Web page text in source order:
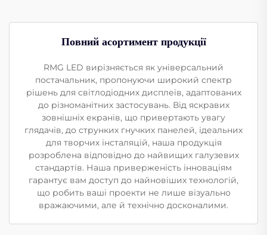
Повний асортимент продукції
RMG LED вирізняється як універсальний
постачальник, пропонуючи широкий спектр
рішень для світлодіодних дисплеїв, адаптованих
до різноманітних застосувань. Від яскравих
зовнішніх екранів, що привертають увагу
глядачів, до струнких гнучких панелей, ідеальних
для творчих інсталяцій, наша продукція
розроблена відповідно до найвищих галузевих
стандартів. Наша приверженість інноваціям
гарантує вам доступ до найновіших технологій,
що робить ваші проекти не лише візуально
вражаючими, але й технічно досконалими.